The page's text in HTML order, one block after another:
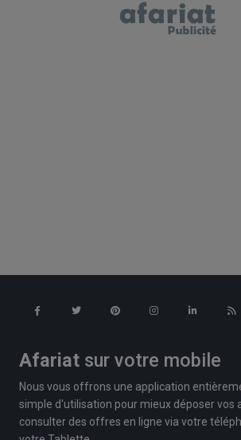
Afariat sur votre mobile
Nous vous offrons une application
simple d'utilisation pour mieux déposer vos
consulter des offres en ligne via votre